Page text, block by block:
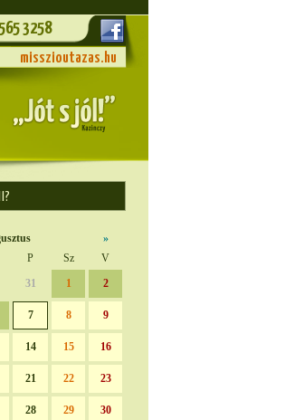
3258
misszioutazas.hu
»
P Sz
V
31 1 2
7 8 9
14 15 16
21 22 23
28 29 30